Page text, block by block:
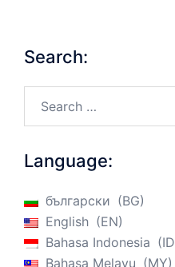
Search:
Language:
български
BG
English
EN
Bahasa Indonesia
ID
Bahasa Melayu
MY